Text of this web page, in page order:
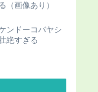
（画像あり）
ンドーコバヤシ
絶すぎる